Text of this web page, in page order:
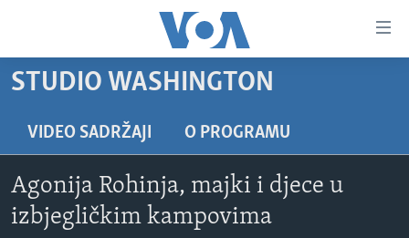
glavni
Pređi
na
glavnu
navigaciju
Idi
VIDEO
VIJESTI
SJEDINJENE AMERIČKE DRŽAVE
NAUKA I TEHNOLOGIJA
STUDIO WASHINGTON
VIDEO SADRŽAJI O PROGRAMU
Agonija Rohinja, majki i djece u
izbjegličkim kampovima